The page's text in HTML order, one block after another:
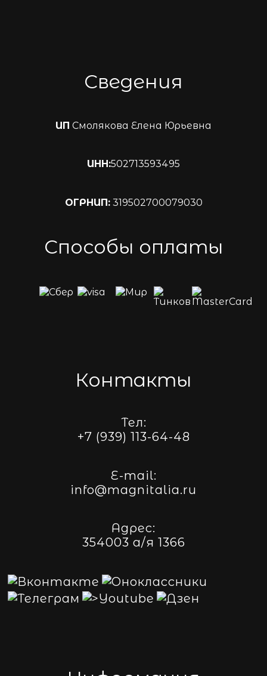
Сведения
ИП Смолякова Елена Юрьевна
ИНН:502713593495
ОГРНИП:319502700079030
Способы оплаты
Контакты
Тел:
+7 (939) 113-64-48
E-mail:
info@magnitalia.ru
Адрес:
354003 а/я 1366